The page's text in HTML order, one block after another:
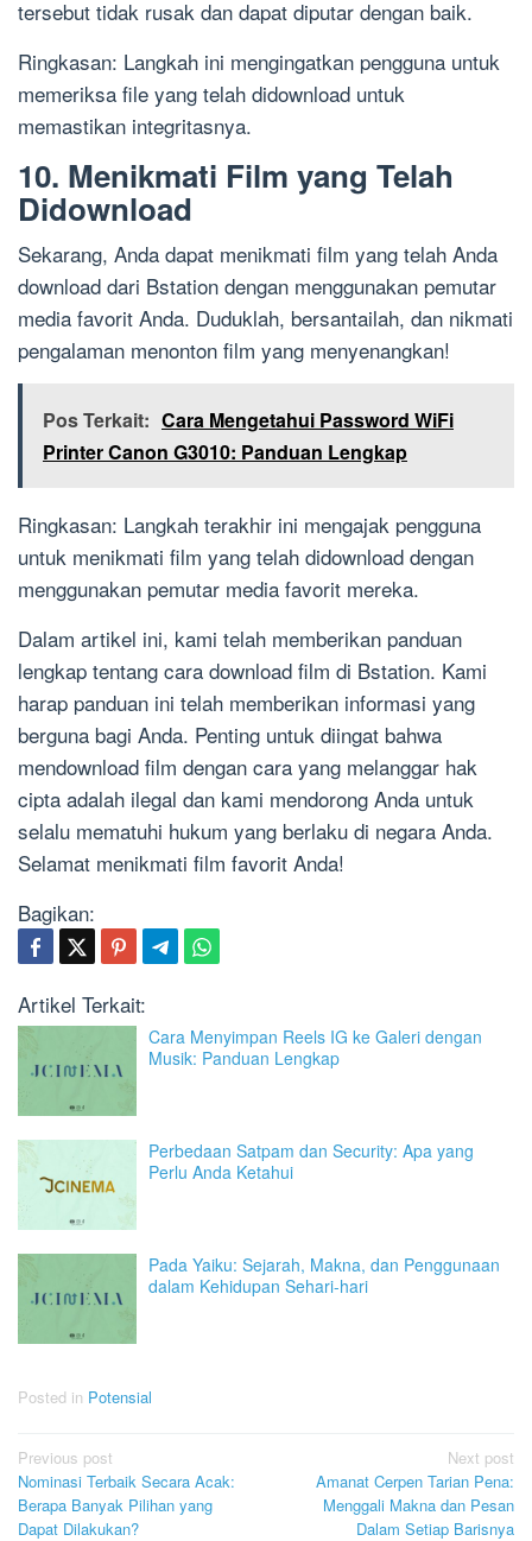
tersebut tidak rusak dan dapat diputar dengan baik.
Ringkasan: Langkah ini mengingatkan pengguna untuk
memeriksa file yang telah didownload untuk
memastikan integritasnya.
10. Menikmati Film yang Telah
Didownload
Sekarang, Anda dapat menikmati film yang telah Anda
download dari Bstation dengan menggunakan pemutar
media favorit Anda. Duduklah, bersantailah, dan nikmati
pengalaman menonton film yang menyenangkan!
Pos Terkait: Cara Mengetahui Password WiFi
Printer Canon G3010: Panduan Lengkap
Ringkasan: Langkah terakhir ini mengajak pengguna
untuk menikmati film yang telah didownload dengan
menggunakan pemutar media favorit mereka.
Dalam artikel ini, kami telah memberikan panduan
lengkap tentang cara download film di Bstation. Kami
harap panduan ini telah memberikan informasi yang
berguna bagi Anda. Penting untuk diingat bahwa
mendownload film dengan cara yang melanggar hak
cipta adalah ilegal dan kami mendorong Anda untuk
selalu mematuhi hukum yang berlaku di negara Anda.
Selamat menikmati film favorit Anda!
Bagikan:
Artikel Terkait:
Cara Menyimpan Reels IG ke Galeri dengan
Musik: Panduan Lengkap
Perbedaan Satpam dan Security: Apa yang
Perlu Anda Ketahui
Pada Yaiku: Sejarah, Makna, dan Penggunaan
dalam Kehidupan Sehari-hari
Posted in Potensial
Post
navigation
Previous post
Nominasi Terbaik Secara Acak:
Berapa Banyak Pilihan yang
Dapat Dilakukan?
Next post
Amanat Cerpen Tarian Pena:
Menggali Makna dan Pesan
Dalam Setiap Barisnya